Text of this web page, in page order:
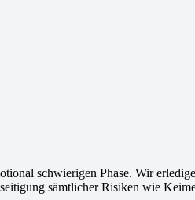
schwierigen Phase. Wir
sämtlicher Risiken wie